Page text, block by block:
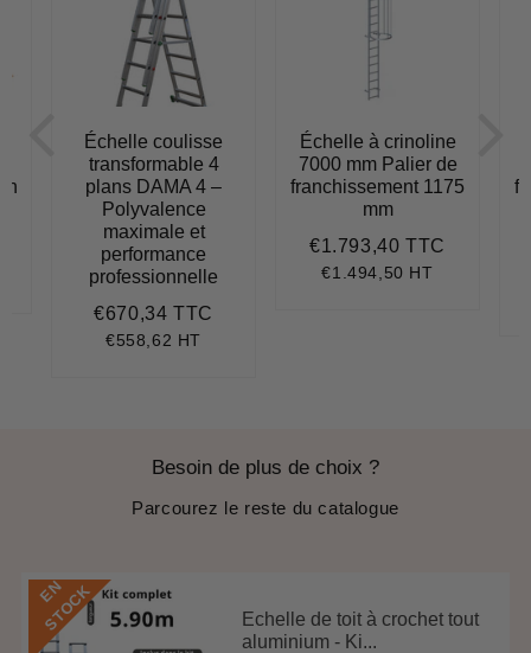
Échelle coulisse
transformable 4
plans DAMA 4 –
Polyvalence
maximale et
performance
professionnelle
Prix
régulier
€670,34 TTC
€558,62 HT
Échelle à crinoline
7000 mm Palier de
franchissement 1175
mm
Prix
régulier
€1.793,40 TTC
€1.494,50 HT
Besoin de plus de choix ?
Parcourez le reste du catalogue
E
N
S
T
O
C
K
Echelle de toit à crochet tout
aluminium - Ki...